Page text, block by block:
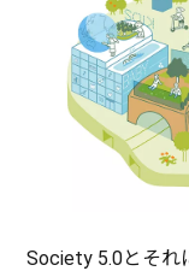
Society 5.0とそれ